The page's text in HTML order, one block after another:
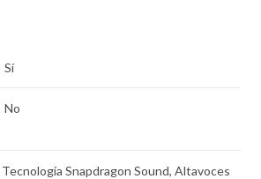
Sí
No
Tecnología Snapdragon Sound, Altavoces